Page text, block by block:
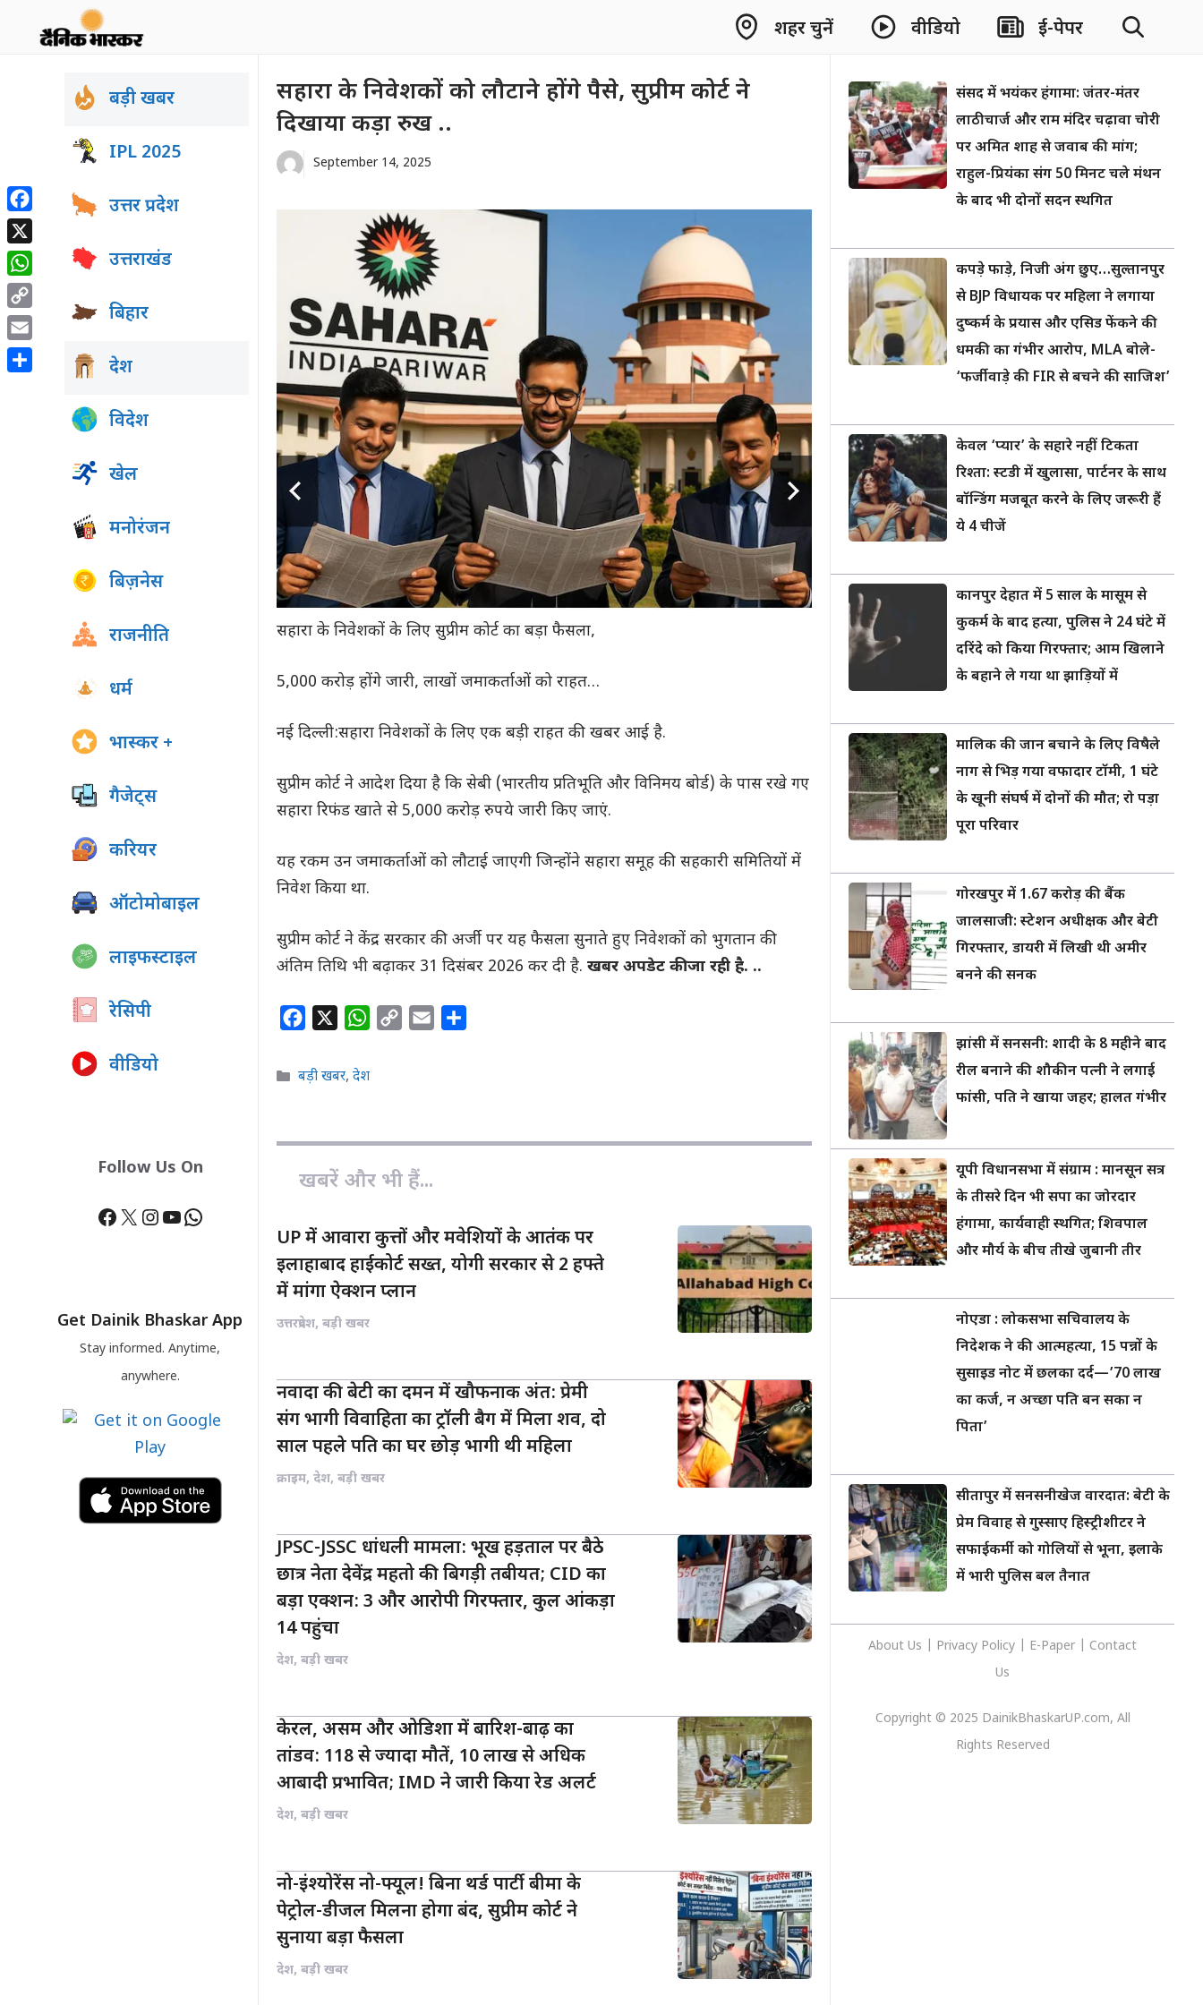
शहर चुनें वीडियो ई-पेपर
सहारा के निवेशकों को लौटाने होंगे पैसे, सुप्रीम कोर्ट ने
दिखाया कड़ा रुख ..
September 14, 2025
सहारा के निवेशकों के लिए सुप्रीम कोर्ट का बड़ा फैसला,
5,000 करोड़ होंगे जारी, लाखों जमाकर्ताओं को राहत…
नई दिल्ली:सहारा निवेशकों के लिए एक बड़ी राहत की खबर आई है.
सुप्रीम कोर्ट ने आदेश दिया है कि सेबी (भारतीय प्रतिभूति और विनिमय बोर्ड) के पास रखे गए
सहारा रिफंड खाते से 5,000 करोड़ रुपये जारी किए जाएं.
यह रकम उन जमाकर्ताओं को लौटाई जाएगी जिन्होंने सहारा समूह की सहकारी समितियों में
निवेश किया था.
सुप्रीम कोर्ट ने केंद्र सरकार की अर्जी पर यह फैसला सुनाते हुए निवेशकों को भुगतान की
अंतिम तिथि भी बढ़ाकर 31 दिसंबर 2026 कर दी है. खबर अपडेट की जा रही है. ..
c
o
k
W
A
p
i
k
Categories
बड़ी खबर,देश
खबरें और भी हैं...
UP में आवारा कुत्तों और मवेशियों के आतंक पर
इलाहाबाद हाईकोर्ट सख्त, योगी सरकार से 2 हफ्ते
में मांगा ऐक्शन प्लान
उत्तरप्रदेश, बड़ी खबर
नवादा की बेटी का दमन में खौफनाक अंत: प्रेमी
संग भागी विवाहिता का ट्रॉली बैग में मिला शव, दो
साल पहले पति का घर छोड़ भागी थी महिला
क्राइम, देश, बड़ी खबर
JPSC-JSSC धांधली मामला: भूख हड़ताल पर बैठे
छात्र नेता देवेंद्र महतो की बिगड़ी तबीयत; CID का
बड़ा एक्शन: 3 और आरोपी गिरफ्तार, कुल आंकड़ा
14 पहुंचा
देश, बड़ी खबर
केरल, असम और ओडिशा में बारिश-बाढ़ का
तांडव: 118 से ज्यादा मौतें, 10 लाख से अधिक
आबादी प्रभावित; IMD ने जारी किया रेड अलर्ट
देश, बड़ी खबर
नो-इंश्योरेंस नो-फ्यूल! बिना थर्ड पार्टी बीमा के
पेट्रोल-डीजल मिलना होगा बंद, सुप्रीम कोर्ट ने
सुनाया बड़ा फैसला
देश, बड़ी खबर
बड़ी खबर
IPL 2025
उत्तर प्रदेश
उत्तराखंड
बिहार
देश
विदेश
खेल
मनोरंजन
बिज़नेस
राजनीति
धर्म
भास्कर +
गैजेट्स
करियर
ऑटोमोबाइल
लाइफस्टाइल
रेसिपी
वीडियो
Follow Us On
Facebook
X Instagram
YouTube
WhatsApp
Get Dainik Bhaskar App
Stay informed. Anytime,
anywhere.
संसद में भयंकर हंगामा: जंतर-मंतर
लाठीचार्ज और राम मंदिर चढ़ावा चोरी
पर अमित शाह से जवाब की मांग;
राहुल-प्रियंका संग 50 मिनट चले मंथन
के बाद भी दोनों सदन स्थगित
कपड़े फाड़े, निजी अंग छुए…सुल्तानपुर
से BJP विधायक पर महिला ने लगाया
दुष्कर्म के प्रयास और एसिड फेंकने की
धमकी का गंभीर आरोप, MLA बोले-
‘फर्जीवाड़े की FIR से बचने की साजिश’
केवल ‘प्यार’ के सहारे नहीं टिकता
रिश्ता: स्टडी में खुलासा, पार्टनर के साथ
बॉन्डिंग मजबूत करने के लिए जरूरी हैं
ये 4 चीजें
कानपुर देहात में 5 साल के मासूम से
कुकर्म के बाद हत्या, पुलिस ने 24 घंटे में
दरिंदे को किया गिरफ्तार; आम खिलाने
के बहाने ले गया था झाड़ियों में
मालिक की जान बचाने के लिए विषैले
नाग से भिड़ गया वफादार टॉमी, 1 घंटे
के खूनी संघर्ष में दोनों की मौत; रो पड़ा
पूरा परिवार
गोरखपुर में 1.67 करोड़ की बैंक
जालसाजी: स्टेशन अधीक्षक और बेटी
गिरफ्तार, डायरी में लिखी थी अमीर
बनने की सनक
झांसी में सनसनी: शादी के 8 महीने बाद
रील बनाने की शौकीन पत्नी ने लगाई
फांसी, पति ने खाया जहर; हालत गंभीर
यूपी विधानसभा में संग्राम : मानसून सत्र
के तीसरे दिन भी सपा का जोरदार
हंगामा, कार्यवाही स्थगित; शिवपाल
और मौर्य के बीच तीखे जुबानी तीर
नोएडा : लोकसभा सचिवालय के
निदेशक ने की आत्महत्या, 15 पन्नों के
सुसाइड नोट में छलका दर्द—’70 लाख
का कर्ज, न अच्छा पति बन सका न
पिता’
सीतापुर में सनसनीखेज वारदात: बेटी के
प्रेम विवाह से गुस्साए हिस्ट्रीशीटर ने
सफाईकर्मी को गोलियों से भूना, इलाके
में भारी पुलिस बल तैनात
About Us Privacy Policy E-Paper
Contact
Us
Copyright © 2025 DainikBhaskarUP.com, All
Rights Reserved
Facebook
X
WhatsApp
Copy
Link
Email